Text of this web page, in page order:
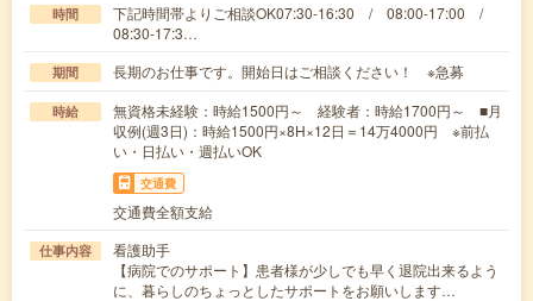
時間
下記時間帯よりご相談OK07:30-16:30 / 08:00-17:00 /
08:30-17:3…
期間 長期のお仕事です。開始日はご相談ください！ ※急募
時給
無資格未経験：時給1500円～ 経験者：時給1700円～ ■月
収例(週3日)：時給1500円×8H×12日＝14万4000円 ※前払
い・日払い・週払いOK
交通費
交通費全額支給
仕事内容
看護助手
【病院でのサポート】患者様が少しでも早く退院出来るよう
に、暮らしのちょっとしたサポートをお願いします…